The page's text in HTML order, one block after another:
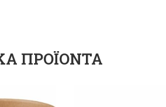
ΠΡΟΪΌΝΤΑ